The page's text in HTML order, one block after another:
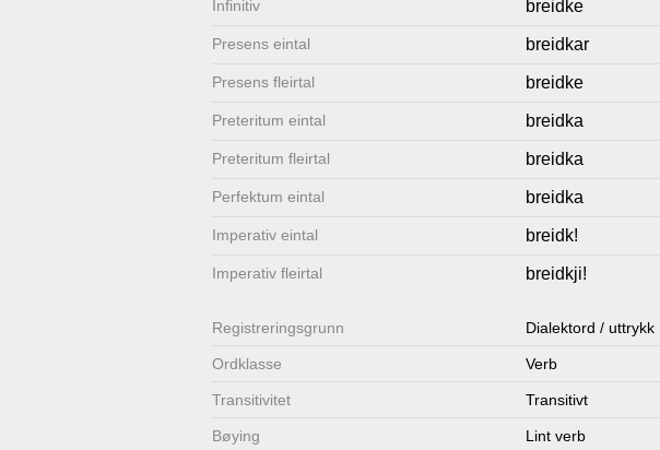
Infinitiv breidke
Presens eintal breidkar
Presens fleirtal breidke
Preteritum eintal breidka
Preteritum fleirtal breidka
Perfektum eintal breidka
Imperativ eintal breidk!
Imperativ fleirtal breidkji!
Registrerings­grunn Dialektord / uttrykk
Ordklasse Verb
Transitivitet Transitivt
Bøying Lint verb